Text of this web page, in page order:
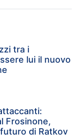
tra i
lui il nuovo
Frosinone,
di Ratkov